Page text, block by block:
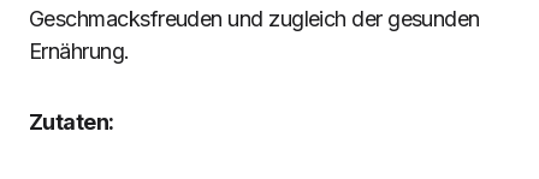
Geschmacksfreuden und zugleich der gesunden
Ernährung.
Zutaten: